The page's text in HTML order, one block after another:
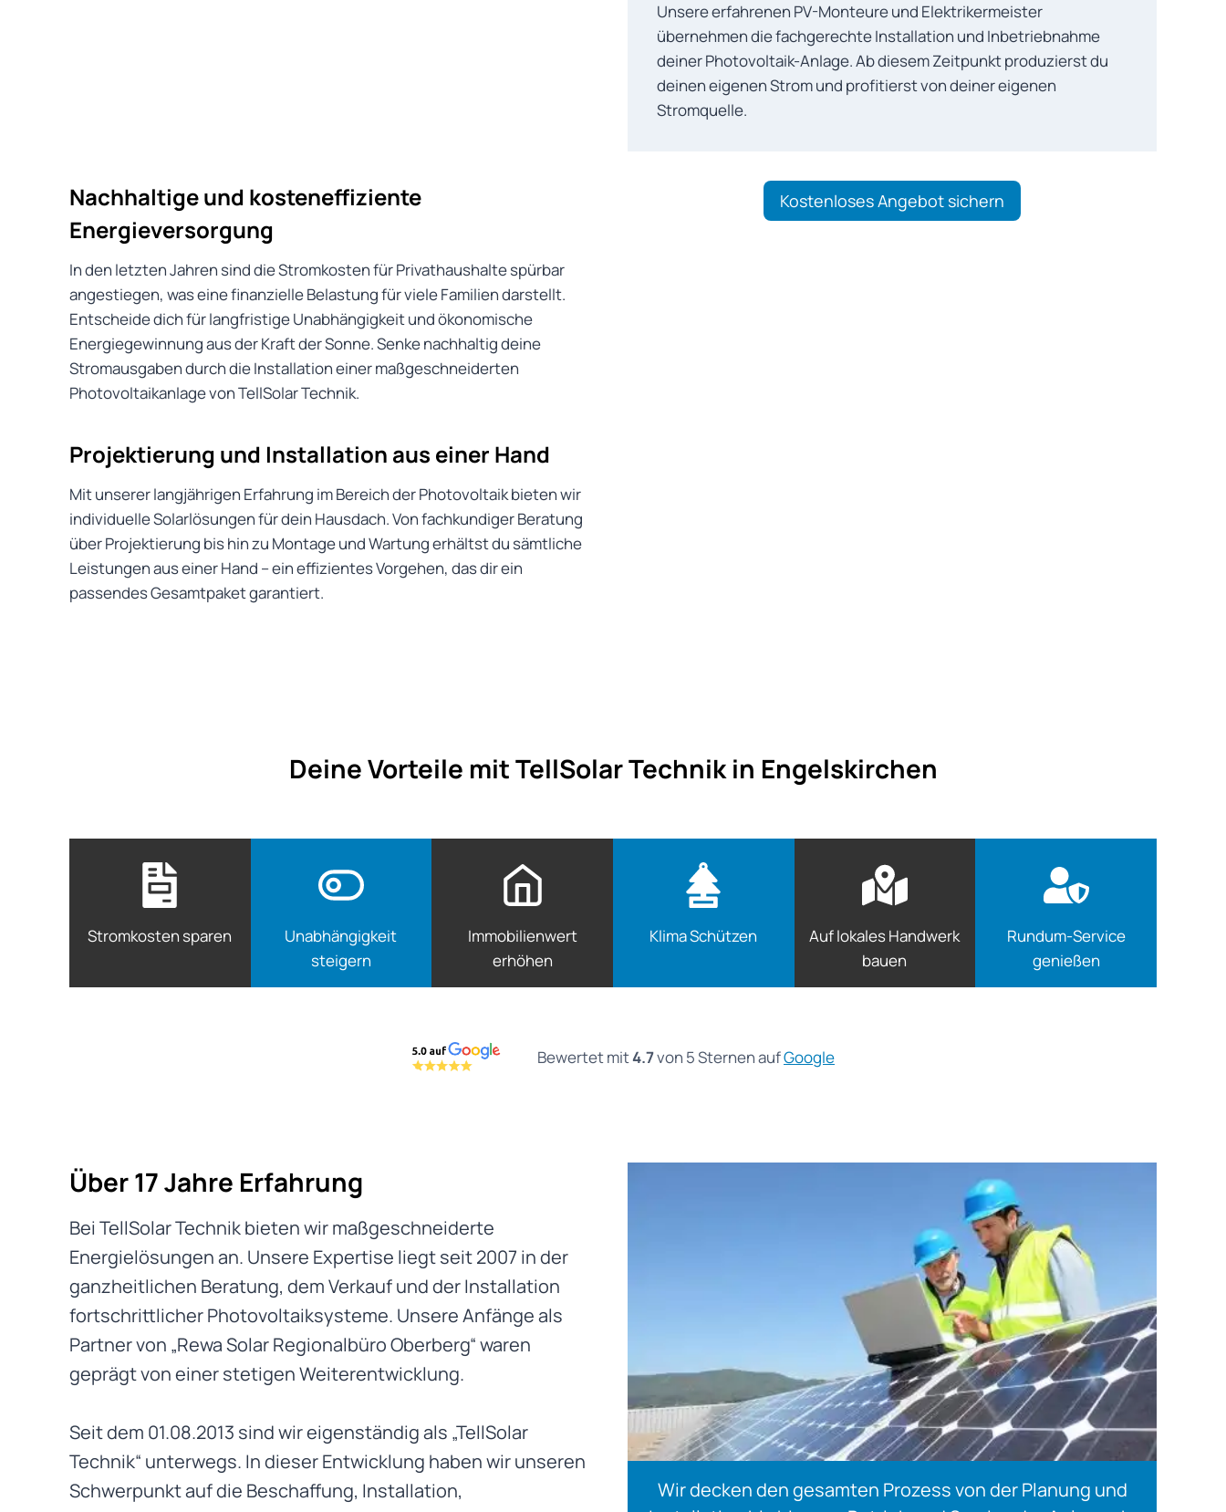
Unsere erfahrenen PV-Monteure und Elektrikermeister
übernehmen die fachgerechte Installation und Inbetriebnahme
deiner Photovoltaik-Anlage. Ab diesem Zeitpunkt produzierst du
deinen eigenen Strom und profitierst von deiner eigenen
Stromquelle.
Nachhaltige und kosteneffiziente
Energieversorgung
In den letzten Jahren sind die Stromkosten für Privathaushalte spürbar
angestiegen, was eine finanzielle Belastung für viele Familien darstellt.
Entscheide dich für langfristige Unabhängigkeit und ökonomische
Energiegewinnung aus der Kraft der Sonne. Senke nachhaltig deine
Stromausgaben durch die Installation einer maßgeschneiderten
Photovoltaikanlage von TellSolar Technik.
Projektierung und Installation aus einer Hand
Mit unserer langjährigen Erfahrung im Bereich der Photovoltaik bieten wir
individuelle Solarlösungen für dein Hausdach. Von fachkundiger Beratung
über Projektierung bis hin zu Montage und Wartung erhältst du sämtliche
Leistungen aus einer Hand – ein effizientes Vorgehen, das dir ein
passendes Gesamtpaket garantiert.
Kostenloses Angebot sichern
Deine Vorteile mit TellSolar Technik in Engelskirchen
Stromkosten sparen
Unabhängigkeit
steigern
Immobilienwert
erhöhen
Klima Schützen
Auf lokales Handwerk
bauen
Rundum-Service
genießen
Bewertet mit4.7von 5 Sternen aufGoogle
Über 17 Jahre Erfahrung
Bei TellSolar Technik bieten wir maßgeschneiderte
Energielösungen an. Unsere Expertise liegt seit 2007 in der
ganzheitlichen Beratung, dem Verkauf und der Installation
fortschrittlicher Photovoltaiksysteme. Unsere Anfänge als
Partner von „Rewa Solar Regionalbüro Oberberg“ waren
geprägt von einer stetigen Weiterentwicklung.
Seit dem 01.08.2013 sind wir eigenständig als „TellSolar
Technik“ unterwegs. In dieser Entwicklung haben wir unseren
Schwerpunkt auf die Beschaffung, Installation,
Wir decken den gesamten Prozess von der Planung und